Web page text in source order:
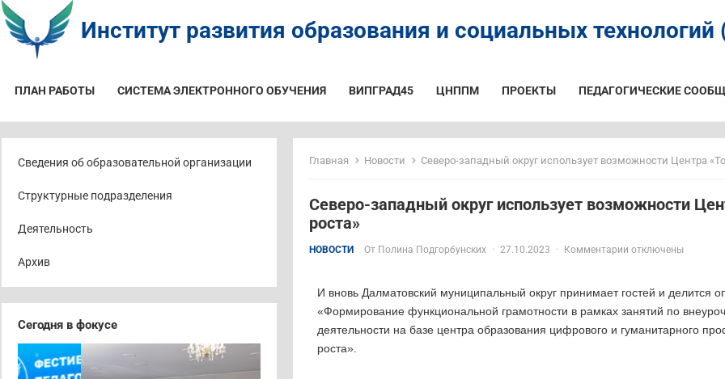
Институт развития образования и социальных технологий
ПЛАН РАБОТЫ СИСТЕМА ЭЛЕКТРОННОГО ОБУЧЕНИЯ ВИПГРАД45 ЦНППМ ПРОЕКТЫ ПЕДАГОГИЧЕСКИЕ
Сведения об образовательной организации
Структурные подразделения
Деятельность
Архив
Сегодня в фокусе
Главная Новости Северо-западный округ использует возможности Центра
Северо-западный округ использует возможности
роста»
НОВОСТИ От Полина Подгорбунских · 27.10.2023 · Комментарии отключены
И вновь Далматовский муниципальный округ принимает гостей и делится
«Формирование функциональной грамотности в рамках занятий по
деятельности на базе центра образования цифрового и гуманитарного
роста».